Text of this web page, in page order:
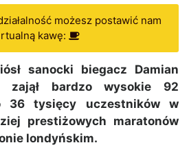
możesz postawić nam
kawę:
sanocki biegacz Damian
zajął bardzo wysokie 92
36 tysięcy uczestników w
prestiżowych maratonów
londyńskim.